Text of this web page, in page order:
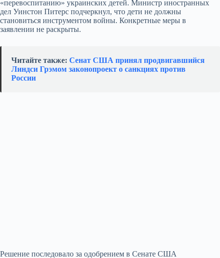
«перевоспитанию» украинских детей. Министр иностранных
дел Уинстон Питерс подчеркнул, что дети не должны
становиться инструментом войны. Конкретные меры в
заявлении не раскрыты.
Читайте также: Сенат США принял продвигавшийся
Линдси Грэмом законопроект о санкциях против
России
Решение последовало за одобрением в Сенате США